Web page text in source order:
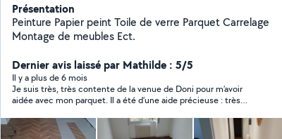
Présentation
Peinture Papier peint Toile de verre Parquet Carrelage
Montage de meubles Ect.
Dernier avis laissé par Mathilde : 5/5
Il y a plus de 6 mois
Je suis très, très contente de la venue de Doni pour m’avoir
aidée avec mon parquet. Il a été d’une aide précieuse : très
travail est juste parfait ! Un grand merci à lui. Je le
recommande fortement.